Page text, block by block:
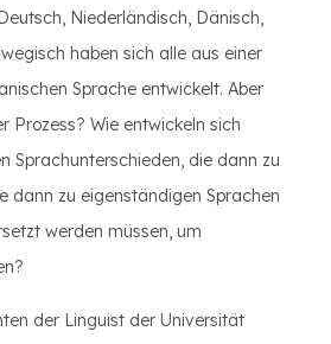
Niederländisch, Dänisch,
haben sich alle aus einer
Sprache entwickelt. Aber
Prozess? Wie entwickeln sich
Sprachunterschieden, die dann zu
dann zu eigenständigen Sprachen
werden müssen, um
der Linguist der Universität